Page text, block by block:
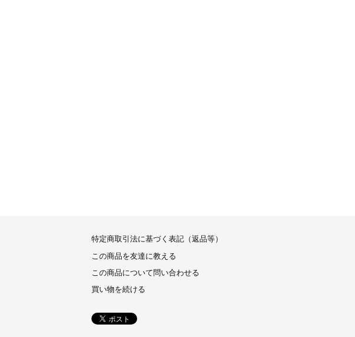
特定商取引法に基づく表記（返品等）
この商品を友達に教える
この商品について問い合わせる
買い物を続ける